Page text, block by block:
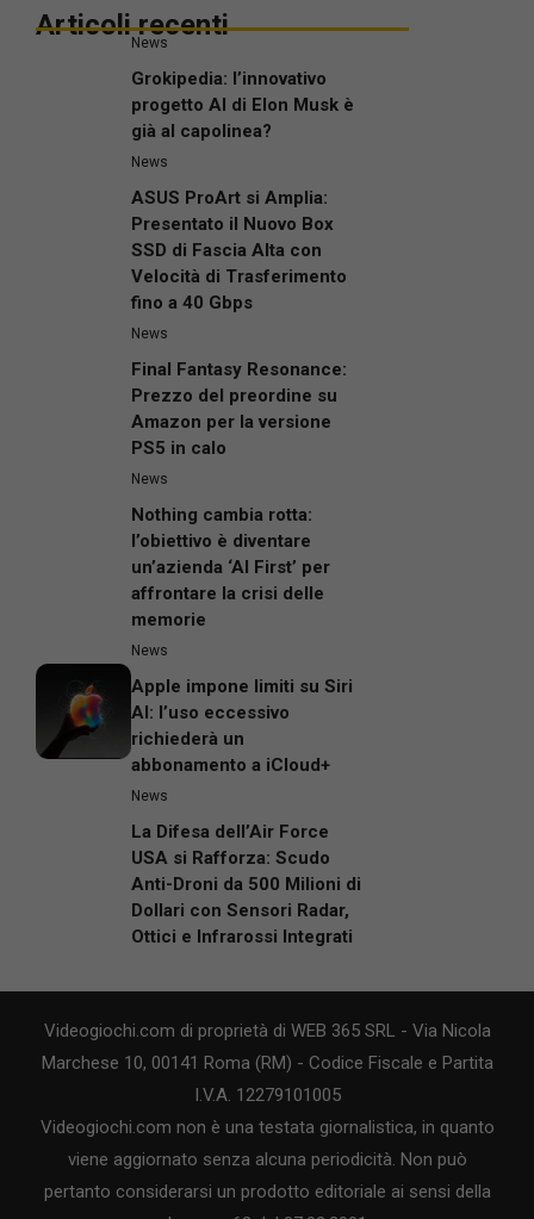
Articoli recenti
News
Grokipedia: l’innovativo
progetto AI di Elon Musk è
già al capolinea?
News
ASUS ProArt si Amplia:
Presentato il Nuovo Box
SSD di Fascia Alta con
Velocità di Trasferimento
fino a 40 Gbps
News
Final Fantasy Resonance:
Prezzo del preordine su
Amazon per la versione
PS5 in calo
News
Nothing cambia rotta:
l’obiettivo è diventare
un’azienda ‘AI First’ per
affrontare la crisi delle
memorie
News
Apple impone limiti su Siri
AI: l’uso eccessivo
richiederà un
abbonamento a iCloud+
News
La Difesa dell’Air Force
USA si Rafforza: Scudo
Anti-Droni da 500 Milioni di
Dollari con Sensori Radar,
Ottici e Infrarossi Integrati
Videogiochi.com di proprietà di WEB 365 SRL - Via Nicola
Marchese 10, 00141 Roma (RM) - Codice Fiscale e Partita
I.V.A. 12279101005
Videogiochi.com non è una testata giornalistica, in quanto
viene aggiornato senza alcuna periodicità. Non può
pertanto considerarsi un prodotto editoriale ai sensi della